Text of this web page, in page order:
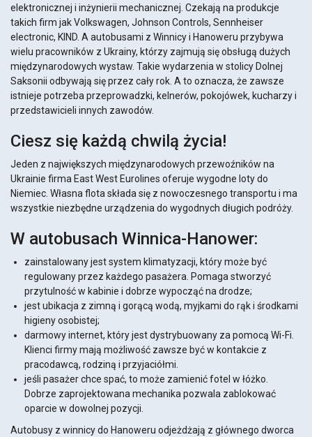
elektronicznej i inżynierii mechanicznej. Czekają na produkcje
takich firm jak Volkswagen, Johnson Controls, Sennheiser
electronic, KIND. A autobusami z Winnicy i Hanoweru przybywa
wielu pracowników z Ukrainy, którzy zajmują się obsługą dużych
międzynarodowych wystaw. Takie wydarzenia w stolicy Dolnej
Saksonii odbywają się przez cały rok. A to oznacza, że zawsze
istnieje potrzeba przeprowadzki, kelnerów, pokojówek, kucharzy i
przedstawicieli innych zawodów.
Ciesz się każdą chwilą życia!
Jeden z największych międzynarodowych przewoźników na
Ukrainie firma East West Eurolines oferuje wygodne loty do
Niemiec. Własna flota składa się z nowoczesnego transportu i ma
wszystkie niezbędne urządzenia do wygodnych długich podróży.
W autobusach Winnica-Hanower:
zainstalowany jest system klimatyzacji, który może być
regulowany przez każdego pasażera. Pomaga stworzyć
przytulność w kabinie i dobrze wypocząć na drodze;
jest ubikacja z zimną i gorącą wodą, myjkami do rąk i środkami
higieny osobistej;
darmowy internet, który jest dystrybuowany za pomocą Wi-Fi.
Klienci firmy mają możliwość zawsze być w kontakcie z
pracodawcą, rodziną i przyjaciółmi.
jeśli pasażer chce spać, to może zamienić fotel w łóżko.
Dobrze zaprojektowana mechanika pozwala zablokować
oparcie w dowolnej pozycji.
Autobusy z winnicy do Hanoweru odjeżdżają z głównego dworca